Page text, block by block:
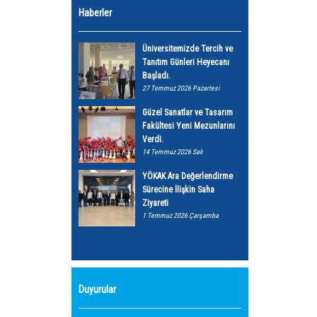
Haberler
Üniversitemizde Tercih ve
Tanıtım Günleri Heyecanı
Başladı.
27 Temmuz 2026 Pazartesi
Güzel Sanatlar ve Tasarım
Fakültesi Yeni Mezunlarını
Verdi.
14 Temmuz 2026 Salı
YÖKAK Ara Değerlendirme
Sürecine İlişkin Saha
Ziyareti
1 Temmuz 2026 Çarşamba
Duyurular